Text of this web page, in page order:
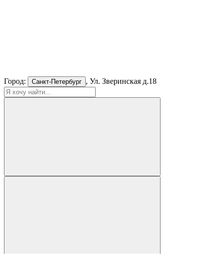
Город: Санкт-Петербург , Ул. Зверинская д.18